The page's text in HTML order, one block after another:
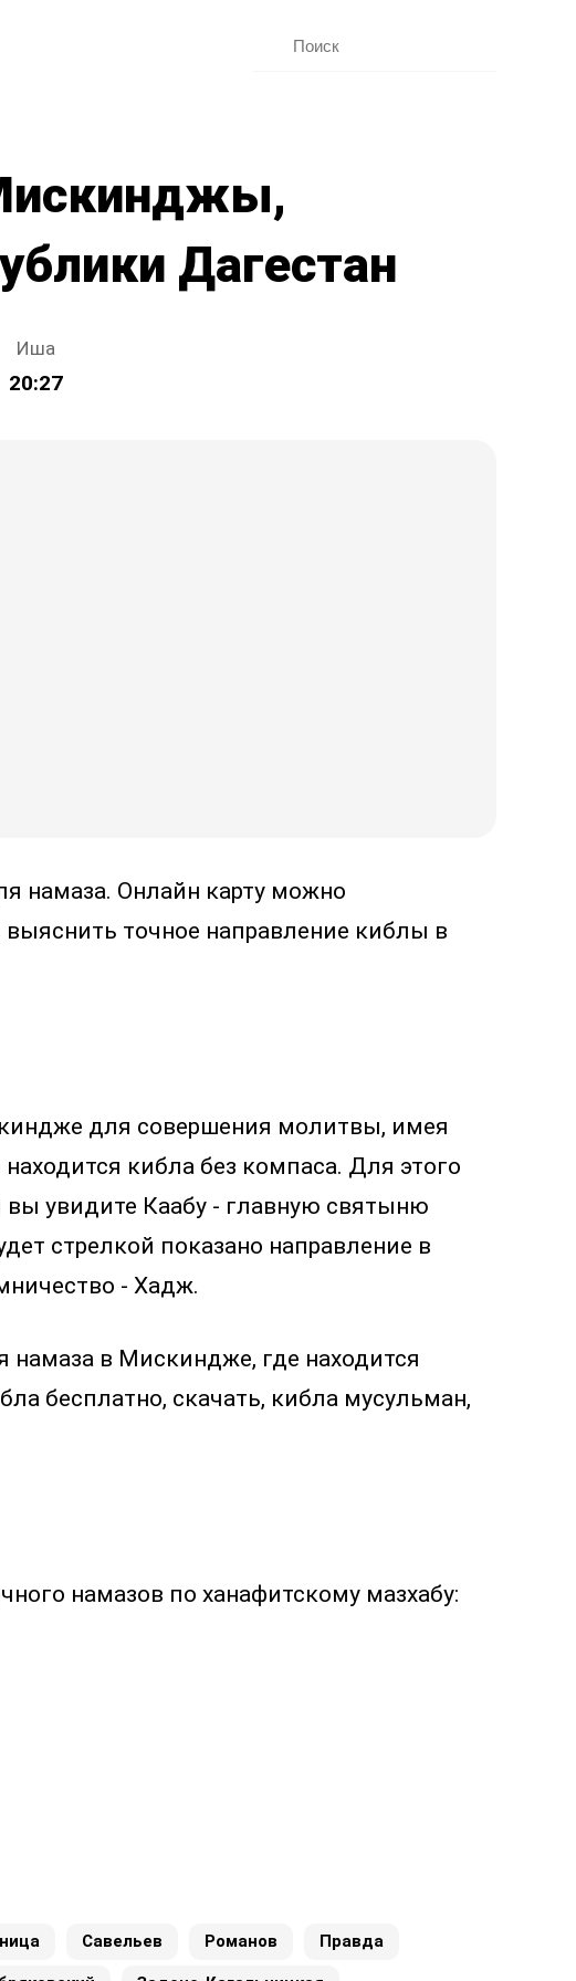
Дагестан
Иша
20:27
намаза. Онлайн карту можно
точное направление киблы в
для совершения молитвы, имея
кибла без компаса. Для этого
вы увидите Каабу - главную святыню
стрелкой показано направление в
- Хадж.
намаза в Мискиндже, где находится
бесплатно, скачать, кибла мусульман,
намазов по ханафитскому мазхабу:
Савельев Романов Правда